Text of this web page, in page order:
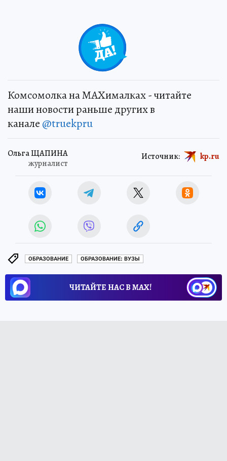
Комсомолка на MAXималках - читайте
наши новости раньше других в
канале @truekpru
Ольга ЩАПИНА
журналист
Источник: kp.ru
ОБРАЗОВАНИЕ ОБРАЗОВАНИЕ: ВУЗЫ
ЧИТАЙТЕ НАС В МАХ!